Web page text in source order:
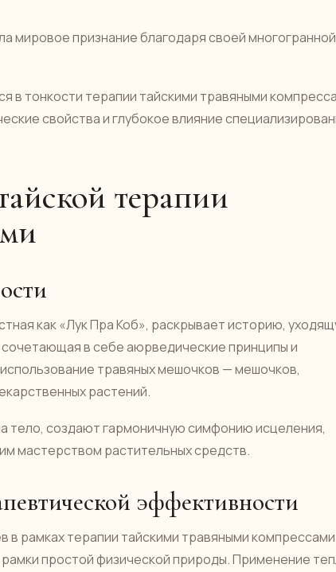
мировое признание благодаря своей многогранной
в тонкости терапии тайскими травяными
свойства и глубокое влияние
терапии
как «Лук Пра Коб», раскрывает историю,
в себе аюрведические принципы и
травяных мешочков — мешочков,
растений.
тело, создают гармоничную симфонию исцеления,
мастерством растительных средств.
эффективности
в рамках терапии тайскими травяными компрессами
простой физической природы. Применение